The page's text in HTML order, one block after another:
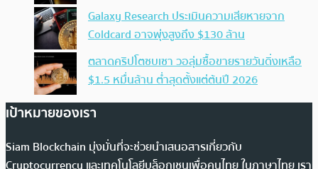
Galaxy Research ประเมินความเสียหายจาก
Coldcard อาจพุ่งสูงถึง $130 ล้าน
ตลาดคริปโตซบเซา วอลุ่มซื้อขายรายวันดิ่งเหลือ
$1.5 หมื่นล้าน ต่ำสุดตั้งแต่ต้นปี 2026
เป้าหมายของเรา
Siam Blockchain มุ่งมั่นที่จะช่วยนำเสนอสารเกี่ยวกับ
Cryptocurrency และเทคโนโลยีบล็อกเชนเพื่อคนไทย ในภาษาไทย เรา